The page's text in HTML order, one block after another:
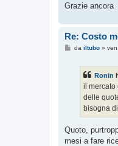
i
Grazie ancora
Re: Costo
Mda iltubo»
Ronin
il mercato
delle
bisogna
Quoto,
mesi a fare